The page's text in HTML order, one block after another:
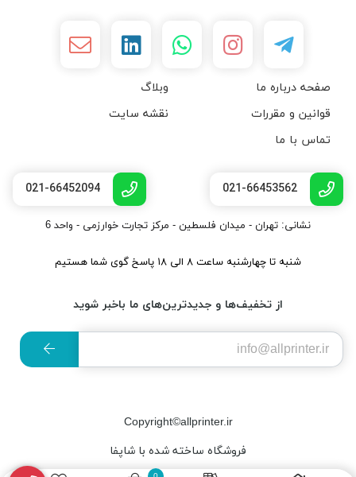
صفحه درباره ما
وبلاگ
قوانین و مقررات
نقشه سایت
تماس با ما
021-66453562
021-66452094
نشانی: تهران - میدان فلسطین - مرکز تجارت خوارزمی - واحد 6
شنبه تا چهارشنبه ساعت ۸ الی ۱۸ پاسخ گوی شما هستیم
از تخفیف‌ها و جدیدترین‌های ما باخبر شوید
Copyright©allprinter.ir
فروشگاه ساخته شده با شاپفا